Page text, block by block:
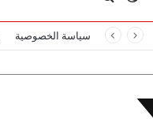
عنالمظلم
سياسة الخصوصية